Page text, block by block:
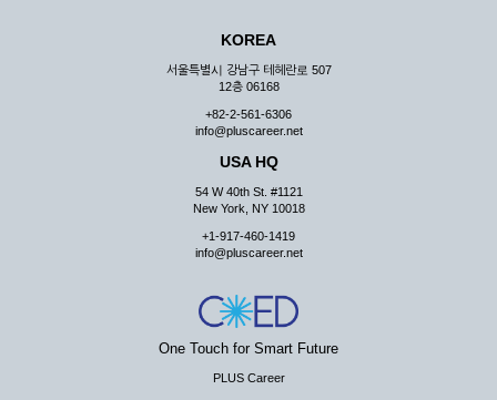
② 회원은 이용신청서의 기재내용 중 변경된 내용이 있는 경우
서비스를 통하여 그 내용을 회사에 통지하여야 합니다.
③ 다른 회원의 ID와 비밀번호를 부당하게 사용하는 행위를
④ 회원은 회사의 서비스에서 타 사이트의 홍보행위를 하지 않
아야 하며 공공질서나 미풍약속에 위배되는 내용 혹은 저작권을
리 행위도 할 수 없습니다.
사가 통지하는 사항을 준수하여야 하며, 기타 회사의 업무에 방
해되는 행위를 하여서는 아니 됩니다.
제8조 (회원의 관리)
① 회원은 언제든 이 약관에 대한 동의를 철회할 수 있습니다.
KOREA
서울특별시 강남구 테헤란로 507
12층 06168
+82-2-561-6306
info@pluscareer.net
USA HQ
54 W 40th St. #1121
New York, NY 10018
+1-917-460-1419
info@pluscareer.net
One Touch for Smart Future
PLUS Career